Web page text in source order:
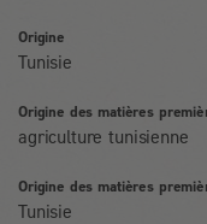
Origine
Tunisie
Origine des matières
agriculture tunisienne
Origine des matières
Tunisie